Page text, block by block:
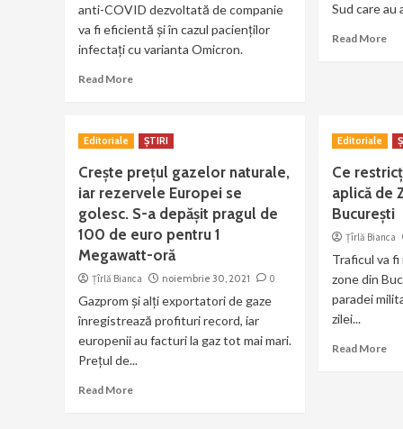
anti-COVID dezvoltată de companie
va fi eficientă și în cazul pacienților
infectați cu varianta Omicron.
Read More
Sud care au
Read More
Editoriale ȘTIRI
Crește prețul gazelor naturale,
iar rezervele Europei se
golesc. S-a depășit pragul de
100 de euro pentru 1
Megawatt-oră
Țîrlă Bianca noiembrie 30, 2021 0
Gazprom și alți exportatori de gaze
înregistrează profituri record, iar
europenii au facturi la gaz tot mai mari.
Prețul de...
Read More
Editoriale
Ce
aplică de
București
Țîrlă Bianca
Traficul va
zone din
paradei
zilei...
Read More